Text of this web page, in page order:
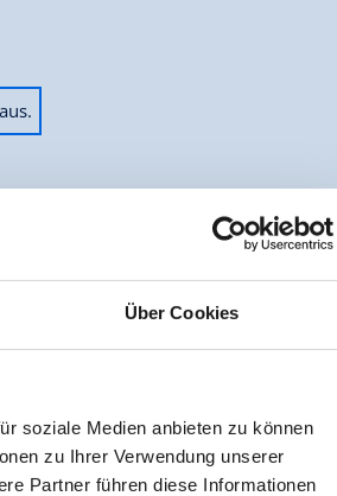
Über Cookies
soziale Medien anbieten zu können
zu Ihrer Verwendung unserer
Partner führen diese Informationen
mit ihren ca. 60m² Platz für bis zu 5
Wohnküche, zwei Schlafzimmern,